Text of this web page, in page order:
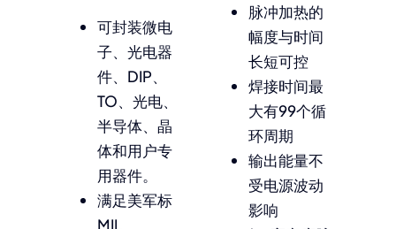
可封装微电
子、光电器
件、DIP、
TO、光电、
半导体、晶
体和用户专
用器件。
满足美军标
MIL
脉冲加热的
幅度与时间
长短可控
焊接时间最
大有99个循
环周期
输出能量不
受电源波动
影响